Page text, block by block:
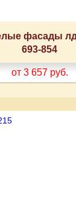
фасады
693-854
от 3 657 руб.